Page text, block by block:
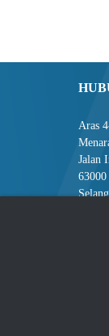
Aras
Jalan
Tel :
E-